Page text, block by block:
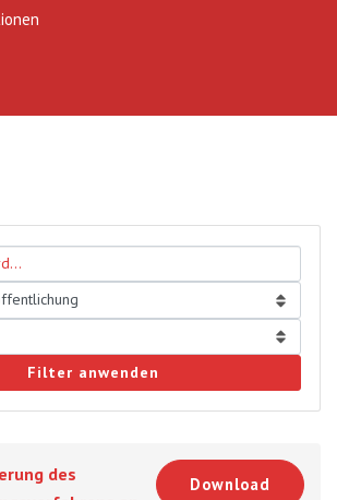
Filter anwenden
des
Download